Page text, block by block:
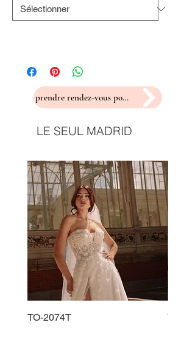
prendre rendez-vous pour un essayage
LE SEUL MADRID
TO-2074T TO-